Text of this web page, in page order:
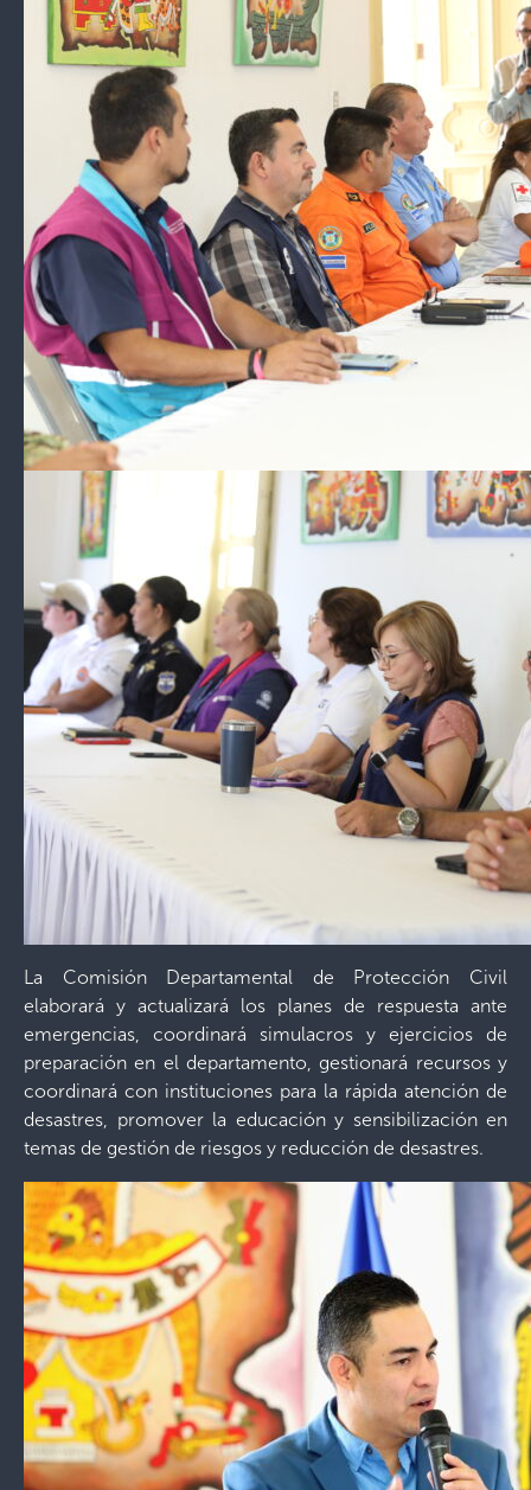
La Comisión Departamental de Protección Civil
elaborará y actualizará los planes de respuesta ante
emergencias, coordinará simulacros y ejercicios de
preparación en el departamento, gestionará recursos y
coordinará con instituciones para la rápida atención de
desastres, promover la educación y sensibilización en
temas de gestión de riesgos y reducción de desastres.